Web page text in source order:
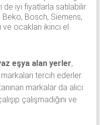
de iyi fiyatlarla satılabilir.
Bosch, Siemens,
ve ocakları ikinci el
eşya alan yerler,
tercih ederler.
markalar da alıcı
çalışmadığını ve